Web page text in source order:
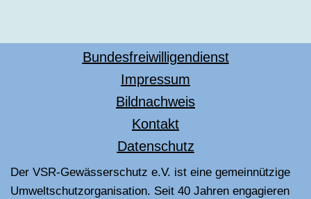
Bundesfreiwilligendienst
Impressum
Bildnachweis
Kontakt
Datenschutz
Der VSR-Gewässerschutz e.V. ist eine gemeinnützige
Umweltschutzorganisation. Seit 40 Jahren engagieren